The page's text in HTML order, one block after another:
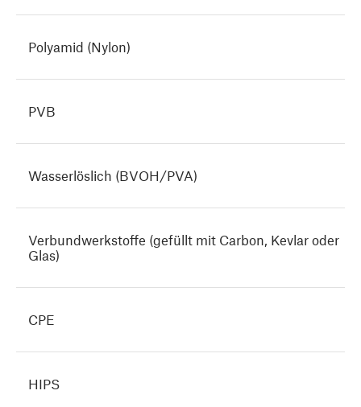
Polyamid (Nylon)
PVB
Wasserlöslich (BVOH/PVA)
Verbundwerkstoffe (gefüllt mit Carbon, Kevlar oder
Glas)
CPE
HIPS